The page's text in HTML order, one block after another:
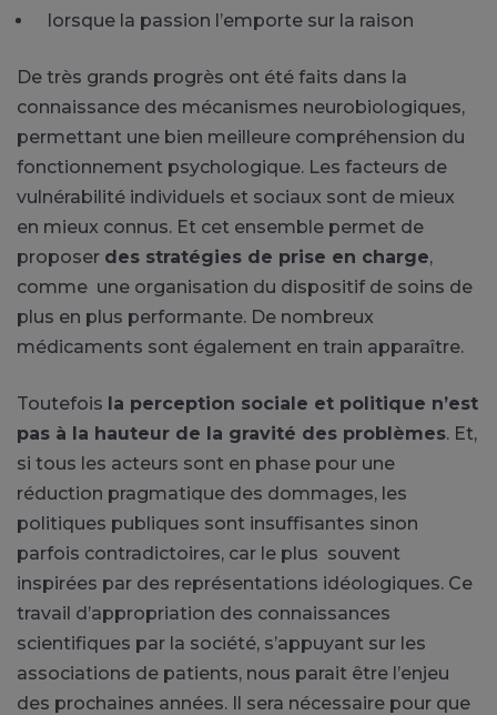
lorsque la passion l’emporte sur la raison
De très grands progrès ont été faits dans la
connaissance des mécanismes neurobiologiques,
permettant une bien meilleure compréhension du
fonctionnement psychologique. Les facteurs de
vulnérabilité individuels et sociaux sont de mieux
en mieux connus. Et cet ensemble permet de
proposer des stratégies de prise en charge,
comme une organisation du dispositif de soins de
plus en plus performante. De nombreux
médicaments sont également en train apparaître.
Toutefois la perception sociale et politique n’est
pas à la hauteur de la gravité des problèmes. Et,
si tous les acteurs sont en phase pour une
réduction pragmatique des dommages, les
politiques publiques sont insuffisantes sinon
parfois contradictoires, car le plus souvent
inspirées par des représentations idéologiques. Ce
travail d’appropriation des connaissances
scientifiques par la société, s’appuyant sur les
associations de patients, nous parait être l’enjeu
des prochaines années. Il sera nécessaire pour que